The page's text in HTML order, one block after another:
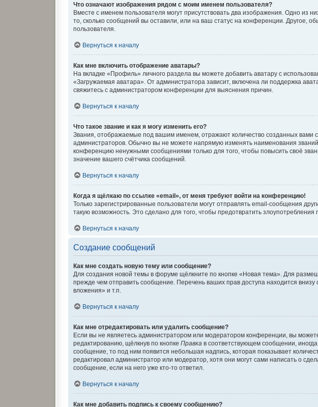
Что означают изображения рядом с моим именем пользователя?
Вместе с именем пользователя могут присутствовать два изображения. Одно из
то, сколько сообщений вы оставили, или на ваш статус на конференции. Другое,
пользователя.
Вернуться к началу
Как мне включить отображение аватары?
На вкладке «Профиль» личного раздела вы можете добавить аватару с
«Загружаемая аватара». От администратора зависит, включена ли поддержка
свяжитесь с администратором конференции для выяснения причин.
Вернуться к началу
Что такое звание и как я могу изменить его?
Звания, отображаемые под вашим именем, отражают количество созданных
администраторов. Обычно вы не можете напрямую изменять наименования
конференцию ненужными сообщениями только для того, чтобы повысить своё
значение вашего счётчика сообщений.
Вернуться к началу
Когда я щёлкаю по ссылке «email», от меня требуют войти на конференцию!
Только зарегистрированные пользователи могут отправлять email-сообщения
такую возможность. Это сделано для того, чтобы предотвратить
Вернуться к началу
Создание сообщений
Как мне создать новую тему или сообщение?
Для создания новой темы в форуме щёлкните по кнопке «Новая тема». Для
прежде чем отправить сообщение. Перечень ваших прав доступа находится
вложения» и т.п.
Вернуться к началу
Как мне отредактировать или удалить сообщение?
Если вы не являетесь администратором или модератором конференции, вы
редактированию, щёлкнув по кнопкеПравка в соответствующем сообщении,
сообщение, то под ним появится небольшая надпись, которая показывает
редактировал администратор или модератор, хотя они могут сами написать о
сообщение, если на него уже кто-то ответил.
Вернуться к началу
Как мне добавить подпись к своему сообщению?